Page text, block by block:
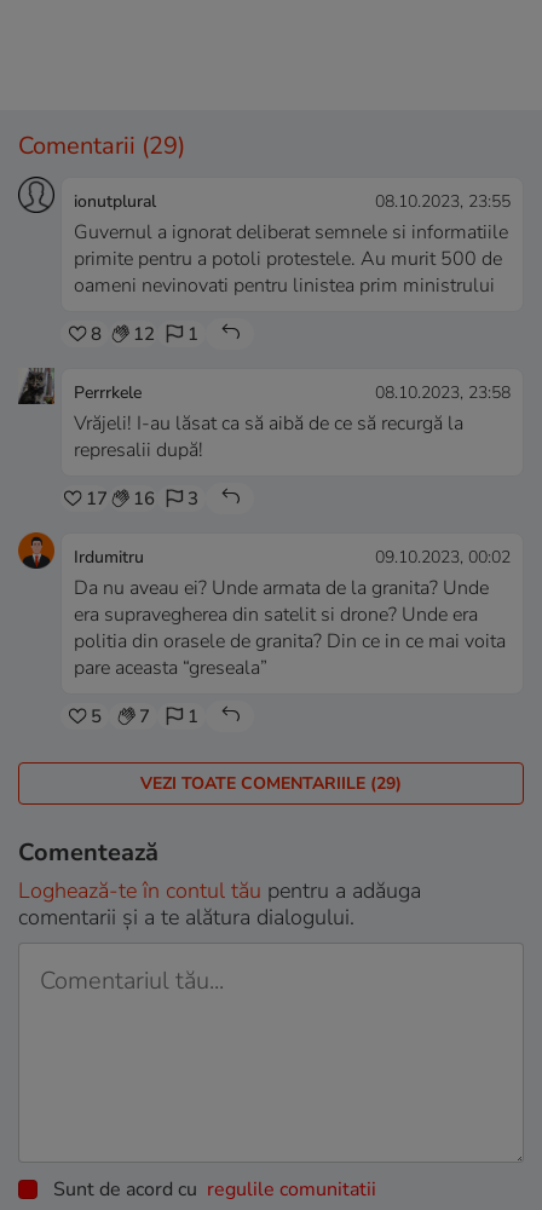
Comentarii (29)
ionutplural 08.10.2023, 23:55
Guvernul a ignorat deliberat semnele si informatiile
primite pentru a potoli protestele. Au murit 500 de
oameni nevinovati pentru linistea prim ministrului
8 12 1
Perrrkele 08.10.2023, 23:58
Vrăjeli! I-au lăsat ca să aibă de ce să recurgă la
represalii după!
17 16 3
Irdumitru 09.10.2023, 00:02
Da nu aveau ei? Unde armata de la granita? Unde
era supravegherea din satelit si drone? Unde era
politia din orasele de granita? Din ce in ce mai voita
pare aceasta “greseala”
5 7 1
VEZI TOATE COMENTARIILE (29)
Comentează
Loghează-te în contul tău pentru a adăuga
comentarii și a te alătura dialogului.
Sunt de acord cu regulile comunitatii